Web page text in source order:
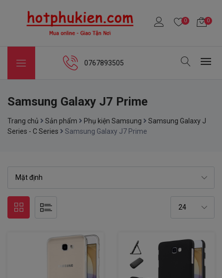
0 0
0767893505
Samsung Galaxy J7 Prime
Trang chủ Sản phẩm Phụ kiện Samsung
Samsung Galaxy J
Series - C Series
Samsung Galaxy J7 Prime